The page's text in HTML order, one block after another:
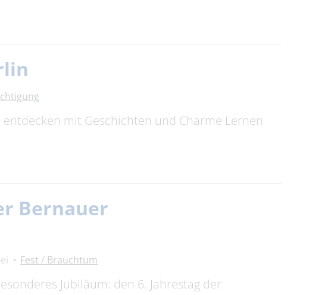
mit Geschichten und Charme Lernen
Bernauer
Fest / Brauchtum
Jubiläum: den 6. Jahrestag der